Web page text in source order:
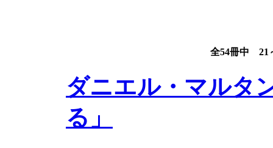
全54冊中 21
ダニエル・マルタ
る」